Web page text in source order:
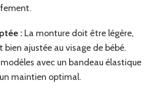
: La monture doit être légère,
ajustée au visage de bébé.
avec un bandeau élastique
maintien optimal.